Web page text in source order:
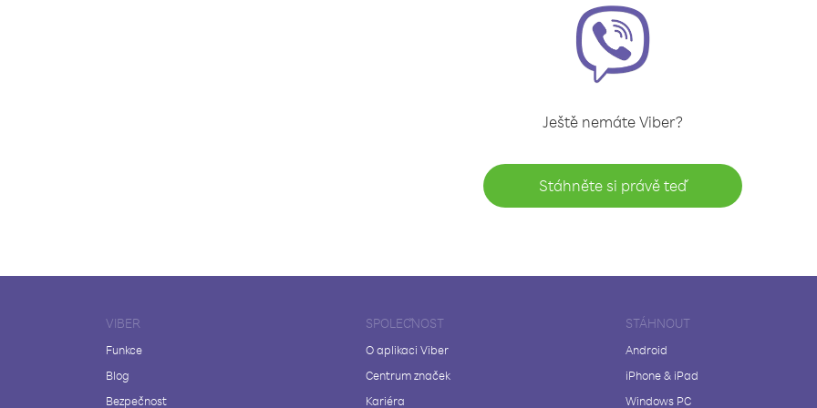
Ještě nemáte Viber?
Stáhněte si právě teď
VIBER
Funkce
Blog
Bezpečnost
SPOLEČNOST
O aplikaci Viber
Centrum značek
Kariéra
STÁHNOUT
Android
iPhone & iPad
Windows PC